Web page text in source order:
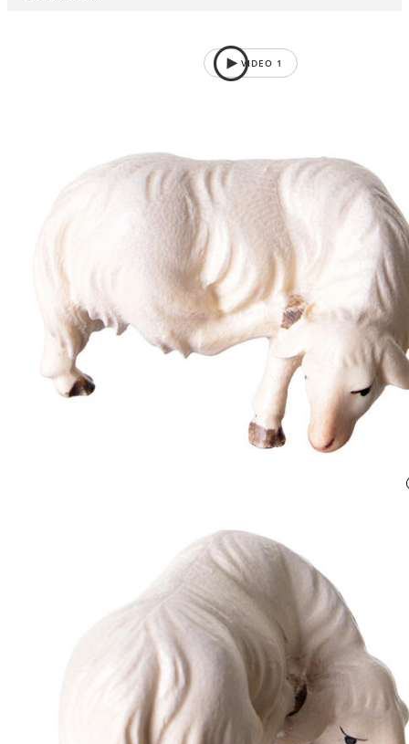
VIDEO 1